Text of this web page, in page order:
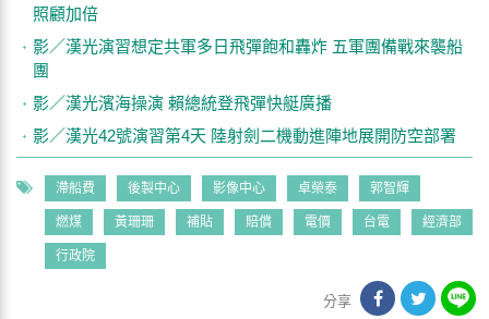
照顧加倍
影／漢光演習想定共軍多日飛彈飽和轟炸 五軍團備戰來襲船
團
影／漢光濱海操演 賴總統登飛彈快艇廣播
影／漢光42號演習第4天 陸射劍二機動進陣地展開防空部署
滯船費 後製中心 影像中心 卓榮泰 郭智輝
燃煤 黃珊珊 補貼 賠償 電價 台電 經濟部
行政院
分享